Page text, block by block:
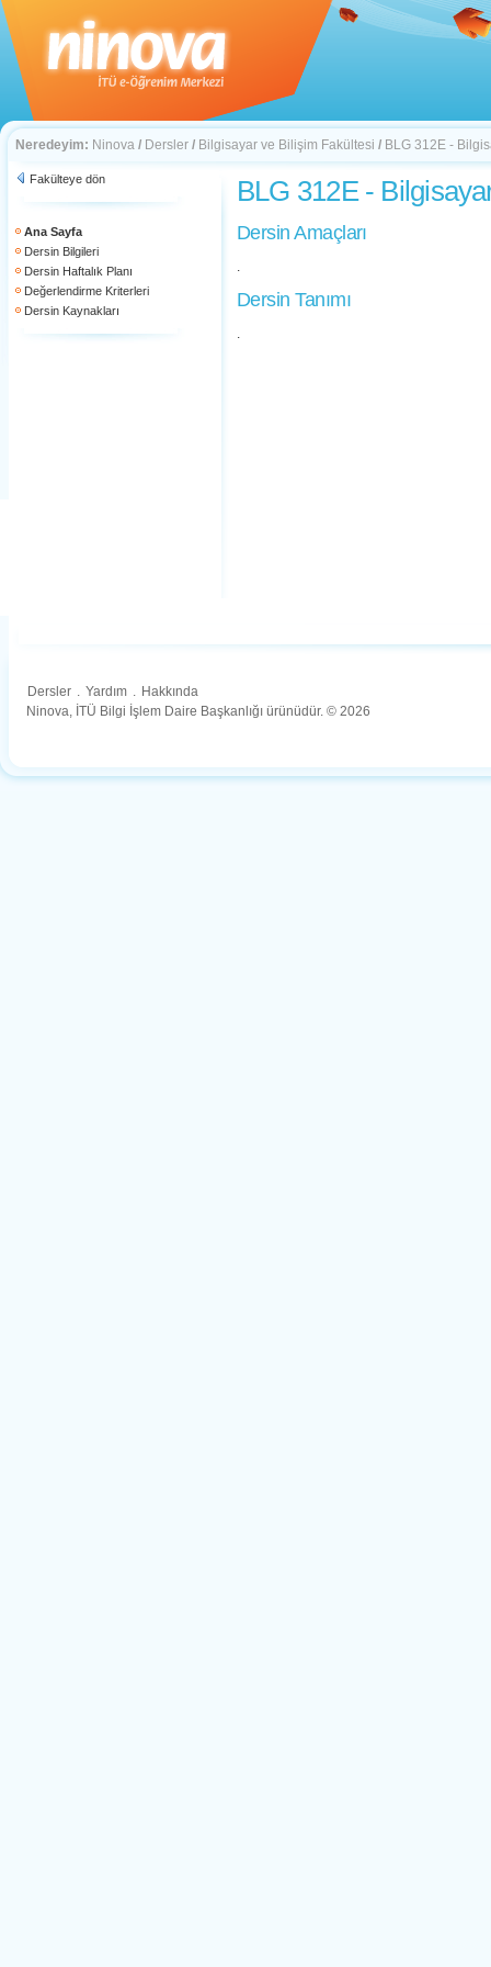
Neredeyim: Ninova / Dersler / Bilgisayar ve Bilişim Fakültesi / BLG 312E -
Fakülteye dön
Ana Sayfa
Dersin Bilgileri
Dersin Haftalık Planı
Değerlendirme Kriterleri
Dersin Kaynakları
BLG 312E -
Dersin Amaçları
.
Dersin Tanımı
.
Dersler . Yardım . Hakkında
Ninova, İTÜ Bilgi İşlem Daire Başkanlığı ürünüdür. © 2026